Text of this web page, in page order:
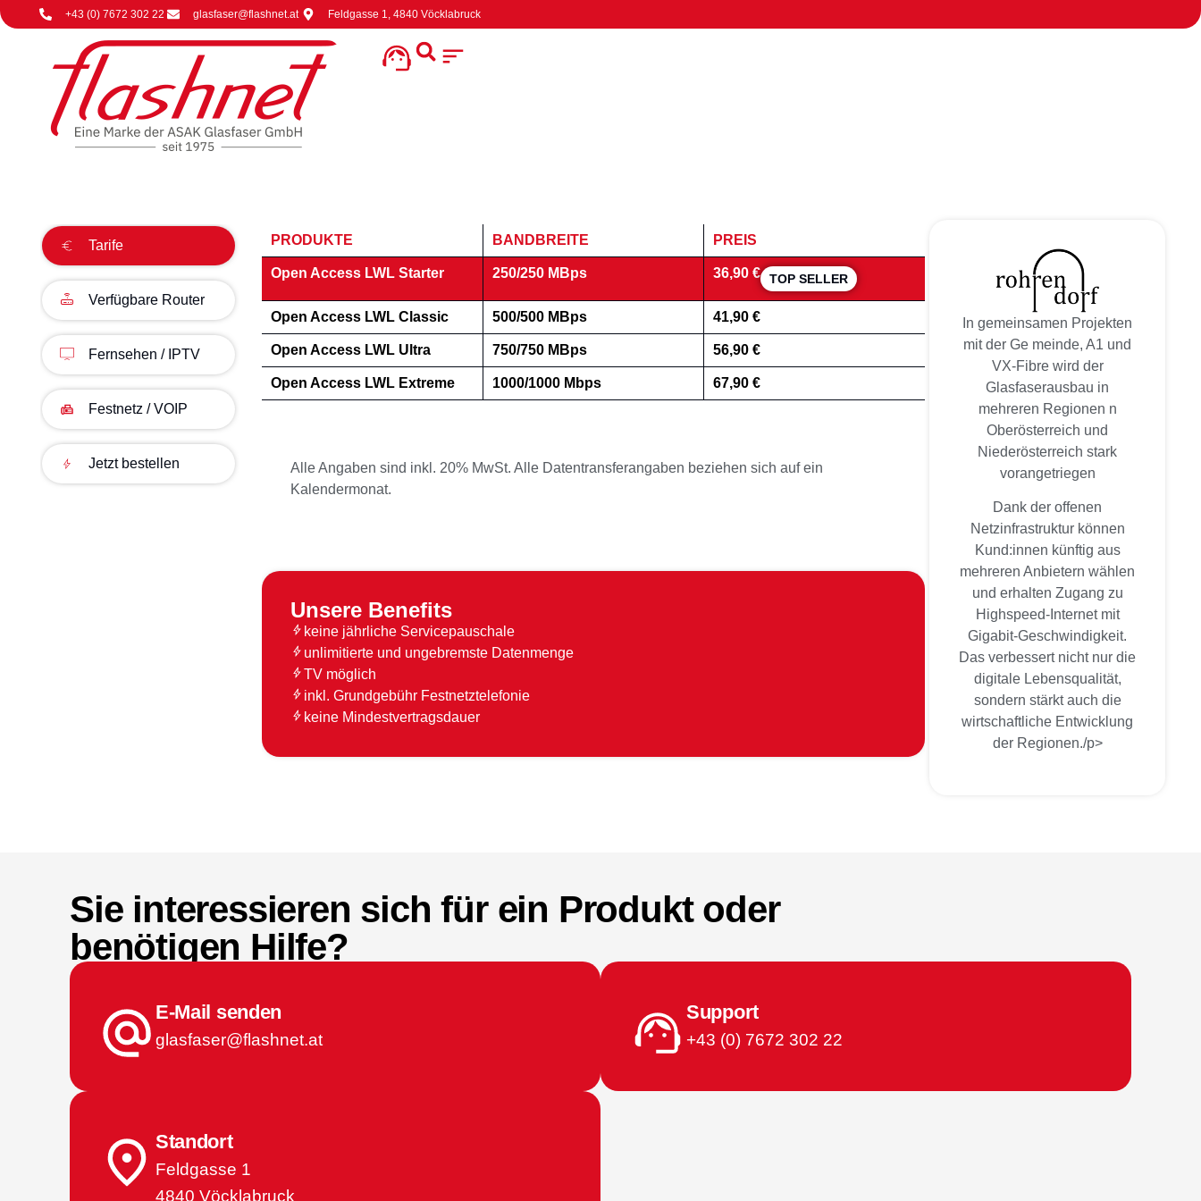
+43 (0) 7672 302 22 glasfaser@flashnet.at Feldgasse 1, 4840 Vöcklabruck
Tarife
Verfügbare Router
Fernsehen / IPTV
Festnetz / VOIP
Jetzt bestellen
PRODUKTE BANDBREITE PREIS
Open Access LWL Starter 250/250 MBps 36,90 € TOP SELLER
Open Access LWL Classic 500/500 MBps 41,90 €
Open Access LWL Ultra 750/750 MBps 56,90 €
Open Access LWL Extreme 1000/1000 Mbps 67,90 €
Alle Angaben sind inkl. 20% MwSt. Alle Datentransferangaben beziehen sich auf ein
Kalendermonat.
Unsere Benefits
keine jährliche Servicepauschale
unlimitierte und ungebremste Datenmenge
TV möglich
inkl. Grundgebühr Festnetztelefonie
keine Mindestvertragsdauer
In gemeinsamen Projekten
mit der Ge meinde, A1 und
VX-Fibre wird der
Glasfaserausbau in
mehreren Regionen n
Oberösterreich und
Niederösterreich stark
vorangetriegen
Dank der offenen
Netzinfrastruktur können
Kund:innen künftig aus
mehreren Anbietern wählen
und erhalten Zugang zu
Highspeed-Internet mit
Gigabit-Geschwindigkeit.
Das verbessert nicht nur die
digitale Lebensqualität,
sondern stärkt auch die
wirtschaftliche Entwicklung
der Regionen./p>
Sie interessieren sich für ein Produkt oder
benötigen Hilfe?
E-Mail senden
glasfaser@flashnet.at
Support
+43 (0) 7672 302 22
Standort
Feldgasse 1
4840 Vöcklabruck